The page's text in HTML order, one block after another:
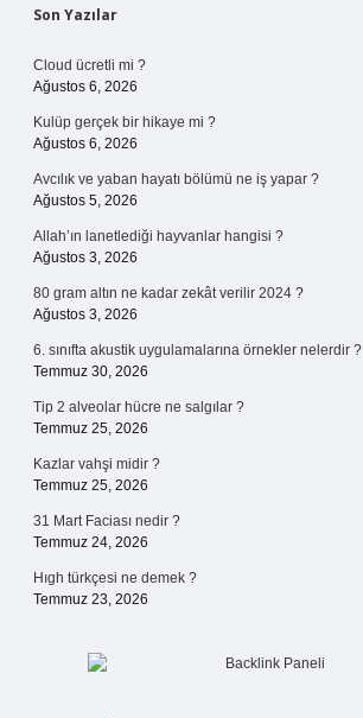
Sidebar
Son Yazılar
Cloud ücretli mi ?
Ağustos 6, 2026
Kulüp gerçek bir hikaye mi ?
Ağustos 6, 2026
Avcılık ve yaban hayatı bölümü ne iş yapar ?
Ağustos 5, 2026
Allah’ın lanetlediği hayvanlar hangisi ?
Ağustos 3, 2026
80 gram altın ne kadar zekât verilir 2024 ?
Ağustos 3, 2026
6. sınıfta akustik uygulamalarına örnekler nelerdir ?
Temmuz 30, 2026
Tip 2 alveolar hücre ne salgılar ?
Temmuz 25, 2026
Kazlar vahşi midir ?
Temmuz 25, 2026
31 Mart Faciası nedir ?
Temmuz 24, 2026
Hıgh türkçesi ne demek ?
Temmuz 23, 2026